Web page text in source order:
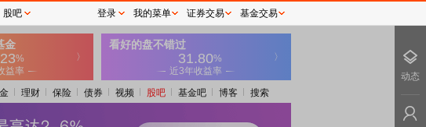
理财 保险 债券 视频 股吧 基金吧 博客 搜索
股吧 登录 我的菜单 证券交易 基金交易
动态